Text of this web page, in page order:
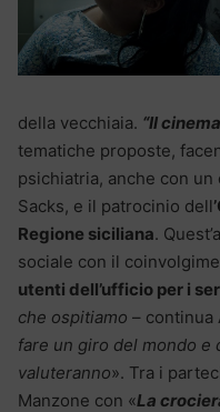
della vecchiaia. “Il
tematiche proposte,
psichiatria, anche con
Sacks, e il patrocinio dell
Regione siciliana.
sociale con il
utenti dell’ufficio per i
che ospitiamo – continua
fare un giro del mondo
valuteranno». Tra i
Manzone con «La